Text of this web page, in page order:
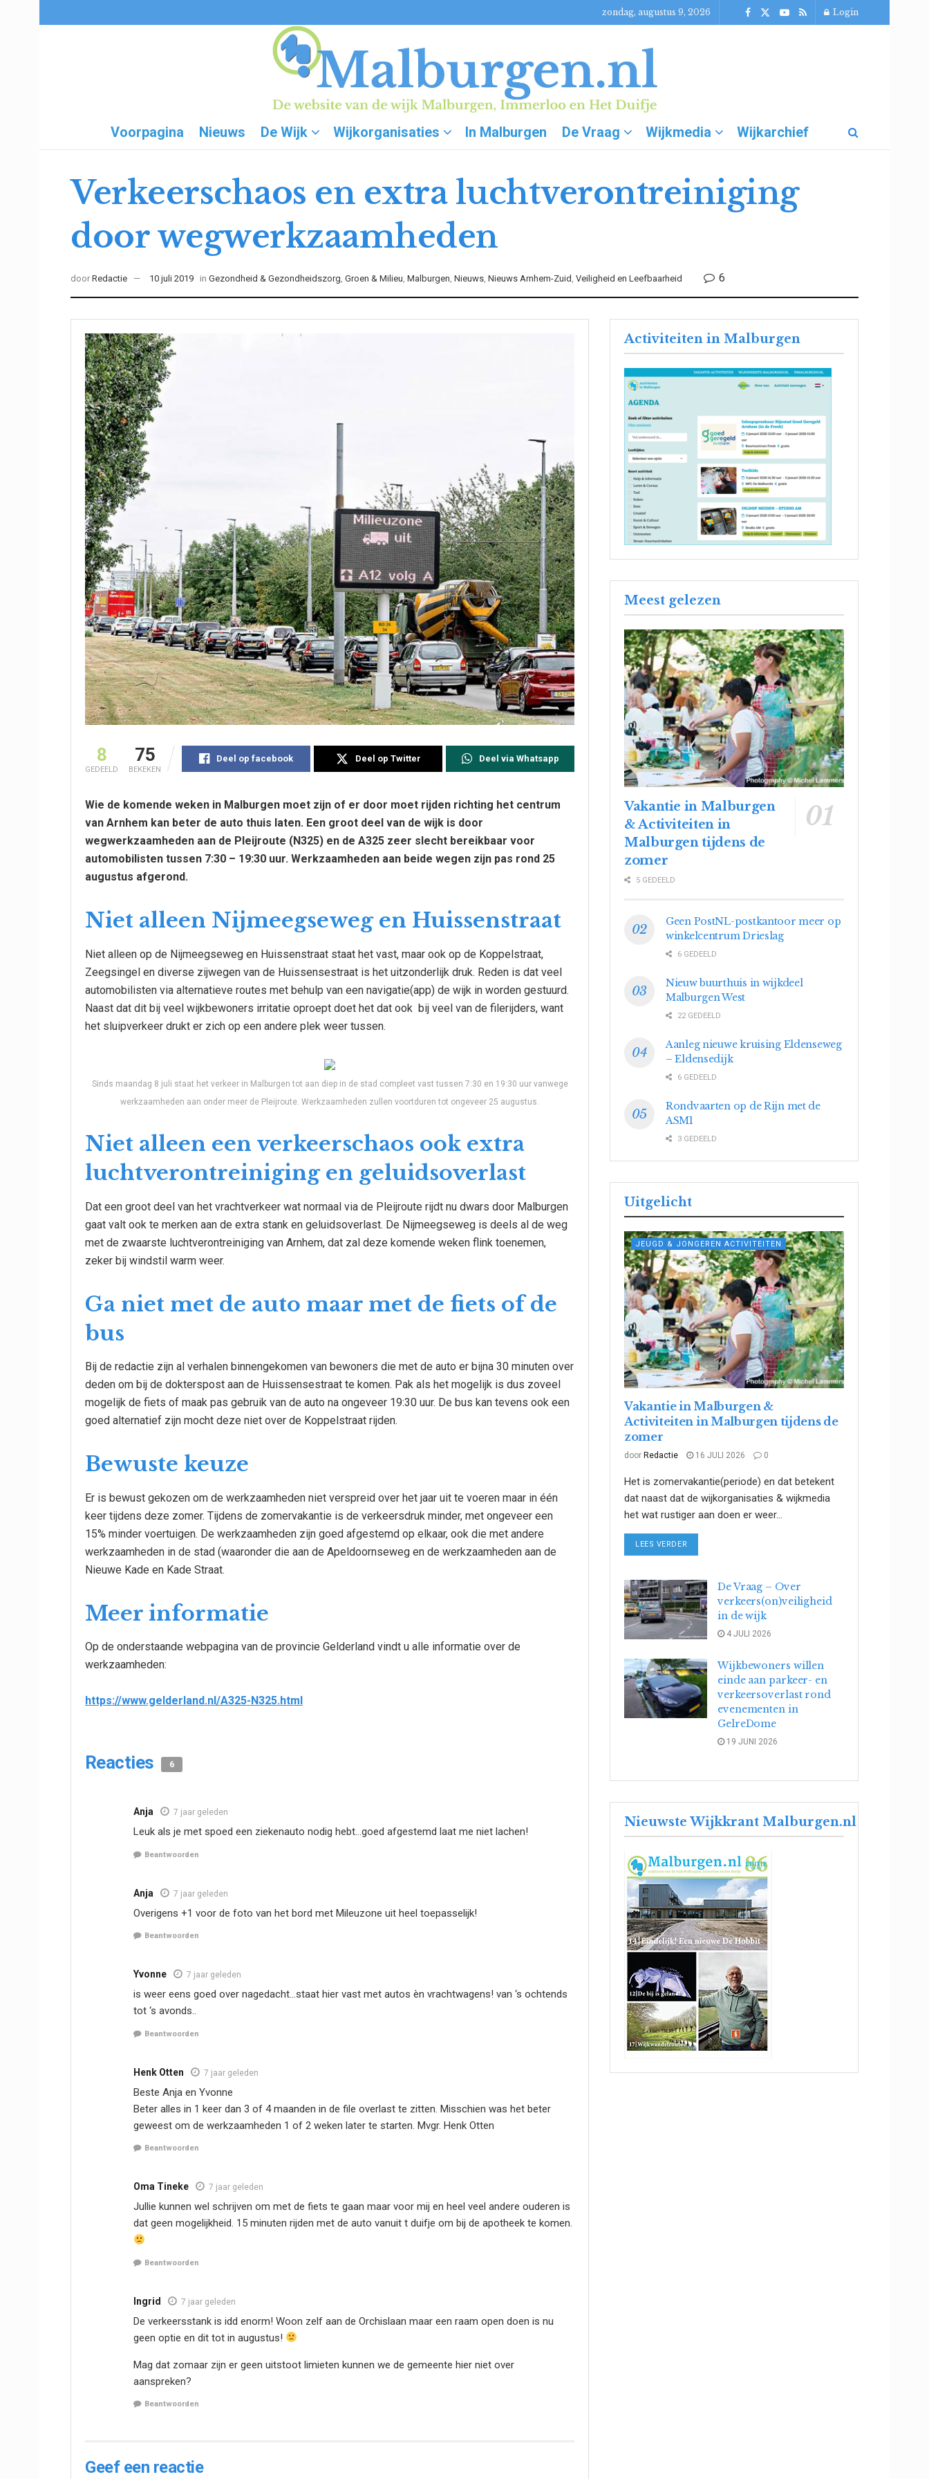
zondag, augustus 9, 2026 Login
Voorpagina Nieuws De Wijk Wijkorganisaties In Malburgen De Vraag Wijkmedia Wijkarchief
Verkeerschaos en extra luchtverontreiniging
door wegwerkzaamheden
door Redactie 10 juli 2019 in Gezondheid & Gezondheidszorg, Groen & Milieu, Malburgen, Nieuws, Nieuws Arnhem-Zuid , Veiligheid en Leefbaarheid 6
8
GEDEELD
75
BEKEKEN
Deel op facebook Deel op Twitter Deel via Whatsapp
Wie de komende weken in Malburgen moet zijn of er door moet rijden richting het centrum
van Arnhem kan beter de auto thuis laten. Een groot deel van de wijk is door
wegwerkzaamheden aan de Pleijroute (N325) en de A325 zeer slecht bereikbaar voor
automobilisten tussen 7:30 – 19:30 uur. Werkzaamheden aan beide wegen zijn pas rond 25
augustus afgerond.
Niet alleen Nijmeegseweg en Huissenstraat
Niet alleen op de Nijmeegseweg en Huissenstraat staat het vast, maar ook op de Koppelstraat,
Zeegsingel en diverse zijwegen van de Huissensestraat is het uitzonderlijk druk. Reden is dat veel
automobilisten via alternatieve routes met behulp van een navigatie(app) de wijk in worden gestuurd.
Naast dat dit bij veel wijkbewoners irritatie oproept doet het dat ook bij veel van de filerijders, want
het sluipverkeer drukt er zich op een andere plek weer tussen.
Sinds maandag 8 juli staat het verkeer in Malburgen tot aan diep in de stad compleet vast tussen 7:30 en 19:30 uur vanwege
werkzaamheden aan onder meer de Pleijroute. Werkzaamheden zullen voortduren tot ongeveer 25 augustus.
Niet alleen een verkeerschaos ook extra
luchtverontreiniging en geluidsoverlast
Dat een groot deel van het vrachtverkeer wat normaal via de Pleijroute rijdt nu dwars door Malburgen
gaat valt ook te merken aan de extra stank en geluidsoverlast. De Nijmeegseweg is deels al de weg
met de zwaarste luchtverontreiniging van Arnhem, dat zal deze komende weken flink toenemen,
zeker bij windstil warm weer.
Ga niet met de auto maar met de fiets of de
bus
Bij de redactie zijn al verhalen binnengekomen van bewoners die met de auto er bijna 30 minuten over
deden om bij de dokterspost aan de Huissensestraat te komen. Pak als het mogelijk is dus zoveel
mogelijk de fiets of maak pas gebruik van de auto na ongeveer 19:30 uur. De bus kan tevens ook een
goed alternatief zijn mocht deze niet over de Koppelstraat rijden.
Bewuste keuze
Er is bewust gekozen om de werkzaamheden niet verspreid over het jaar uit te voeren maar in één
keer tijdens deze zomer. Tijdens de zomervakantie is de verkeersdruk minder, met ongeveer een
15% minder voertuigen. De werkzaamheden zijn goed afgestemd op elkaar, ook die met andere
werkzaamheden in de stad (waaronder die aan de Apeldoornseweg en de werkzaamheden aan de
Nieuwe Kade en Kade Straat.
Meer informatie
Op de onderstaande webpagina van de provincie Gelderland vindt u alle informatie over de
werkzaamheden:
https://www.gelderland.nl/A325-N325.html
Reacties 6
Anja 7 jaar geleden
Leuk als je met spoed een ziekenauto nodig hebt…goed afgestemd laat me niet lachen!
Beantwoorden
Anja 7 jaar geleden
Overigens +1 voor de foto van het bord met Mileuzone uit heel toepasselijk!
Beantwoorden
Yvonne 7 jaar geleden
is weer eens goed over nagedacht…staat hier vast met autos èn vrachtwagens! van ‘s ochtends
tot ‘s avonds..
Beantwoorden
Henk Otten 7 jaar geleden
Beste Anja en Yvonne
Beter alles in 1 keer dan 3 of 4 maanden in de file overlast te zitten. Misschien was het beter
geweest om de werkzaamheden 1 of 2 weken later te starten. Mvgr. Henk Otten
Beantwoorden
Oma Tineke 7 jaar geleden
Jullie kunnen wel schrijven om met de fiets te gaan maar voor mij en heel veel andere ouderen is
dat geen mogelijkheid. 15 minuten rijden met de auto vanuit t duifje om bij de apotheek te komen.
Beantwoorden
Ingrid 7 jaar geleden
De verkeersstank is idd enorm! Woon zelf aan de Orchislaan maar een raam open doen is nu
geen optie en dit tot in augustus!
Mag dat zomaar zijn er geen uitstoot limieten kunnen we de gemeente hier niet over
aanspreken?
Beantwoorden
Geef een reactie
Activiteiten in Malburgen
Meest gelezen
Vakantie in Malburgen
& Activiteiten in
Malburgen tijdens de
zomer
5 GEDEELD
Geen PostNL-postkantoor meer op
winkelcentrum Drieslag
6 GEDEELD
Nieuw buurthuis in wijkdeel
Malburgen West
22 GEDEELD
Aanleg nieuwe kruising Eldenseweg
– Eldensedijk
6 GEDEELD
Rondvaarten op de Rijn met de
ASM1
3 GEDEELD
Uitgelicht
JEUGD & JONGEREN ACTIVITEITEN
Vakantie in Malburgen &
Activiteiten in Malburgen tijdens de
zomer
door Redactie 16 JULI 2026 0
Het is zomervakantie(periode) en dat betekent
dat naast dat de wijkorganisaties & wijkmedia
het wat rustiger aan doen er weer...
LEES VERDER
De Vraag – Over
verkeers(on)veiligheid
in de wijk
4 JULI 2026
Wijkbewoners willen
einde aan parkeer- en
verkeersoverlast rond
evenementen in
GelreDome
19 JUNI 2026
Nieuwste Wijkkrant Malburgen.nl